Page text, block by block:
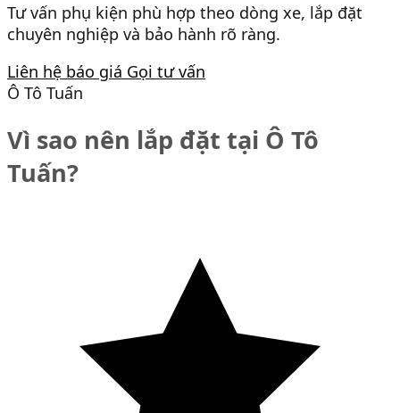
Tư vấn phụ kiện phù hợp theo dòng xe, lắp đặt
chuyên nghiệp và bảo hành rõ ràng.
Liên hệ báo giá Gọi tư vấn
Ô Tô Tuấn
Vì sao nên lắp đặt tại Ô Tô
Tuấn?